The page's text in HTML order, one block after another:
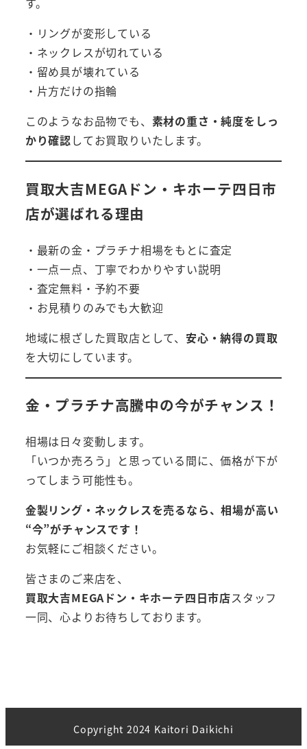
・リングが変形している
・ネックレスが切れている
・留め具が壊れている
・片方だけの指輪
このようなお品物でも、 素材の重さ・純度をしっ
かり確認してお買取りいたします。
買取大吉MEGAドン・キホーテ四日市
店が選ばれる理由
・最新の金・プラチナ相場をもとに査定
・一点一点、丁寧でわかりやすい説明
・査定無料・予約不要
・お見積りのみでも大歓迎
地域に根ざした買取店として、 安心・納得の買取
を大切にしています。
金・プラチナ高騰中の今がチャンス！
相場は日々変動します。
「いつか売ろう」と思っている間に、価格が下が
ってしまう可能性も。
金製リング・ネックレスを売るなら、相場が高い
“今”がチャンスです！
お気軽にご相談ください。
皆さまのご来店を、
買取大吉MEGAドン・キホーテ四日市店スタッフ
一同、心よりお待ちしております。
Copyright 2024 Kaitori Daikichi